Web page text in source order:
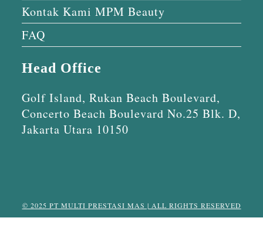
Kontak Kami MPM Beauty
FAQ
Head Office
Golf Island, Rukan Beach Boulevard,
Concerto Beach Boulevard No.25 Blk. D,
Jakarta Utara 10150
© 2025 PT MULTI PRESTASI MAS | ALL RIGHTS RESERVED